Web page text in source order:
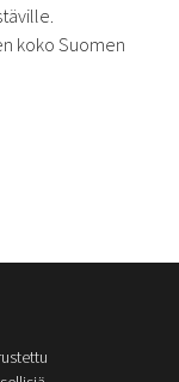
koko Suomen